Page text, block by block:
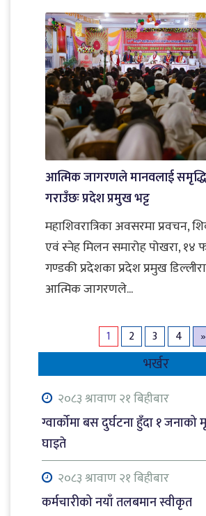
आत्मिक जागरणले मानवलाई
गराउँछः प्रदेश प्रमुख भट्ट
महाशिवरात्रिका अवसरमा प्रवचन,
एवं स्नेह मिलन समारोह पोखरा, १४
गण्डकी प्रदेशका प्रदेश प्रमुख
आत्मिक जागरणले...
1 2 3 4 »
भर्खर
२०८३ श्रावाण २१ बिहीबार
ग्वार्कोमा बस दुर्घटना हुँदा १ जनाको
घाइते
२०८३ श्रावाण २१ बिहीबार
कर्मचारीको नयाँ तलबमान स्वीकृत